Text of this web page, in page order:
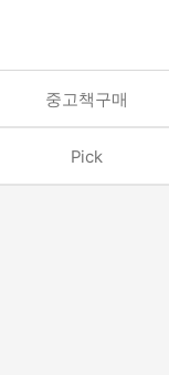
중고책구매
Pick